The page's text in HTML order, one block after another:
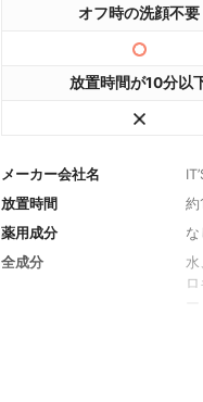
オフ時の洗顔不要
放置時間が10分以
メーカー会社名
放置時間
約
薬用成分
な
全成分
水